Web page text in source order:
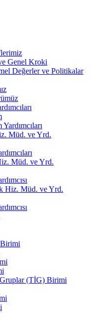
Genel Kroki
Değerler ve Politikalar
Müd. ve Yrd.
Müd. ve Yrd.
Hiz. Müd. ve Yrd.
Birimi
(TİG) Birimi